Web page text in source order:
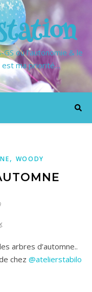
GS où l'autonomie & le
est ma priorité…
, WOODY
arbres d’automne..
chez @atelierstabilo